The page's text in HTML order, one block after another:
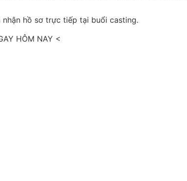
hồ sơ trực tiếp tại buổi casting.
HÔM NAY <